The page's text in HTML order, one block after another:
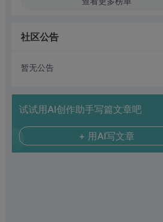
社区公告
暂无公告
试试用AI创作助手写篇文章吧
+ 用AI写文章